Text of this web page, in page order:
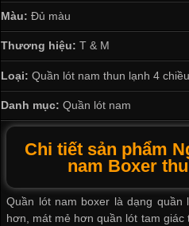
Màu: Đủ màu
Thương hiệu: T & M
Loại: Quần lót nam thun lạnh 4 chiều
Danh mục: Quần lót nam
Chi tiết sản phẩm
nam Boxer
Quần lót nam boxer là dạng quần
hơn, mát mẻ hơn quần lót tam